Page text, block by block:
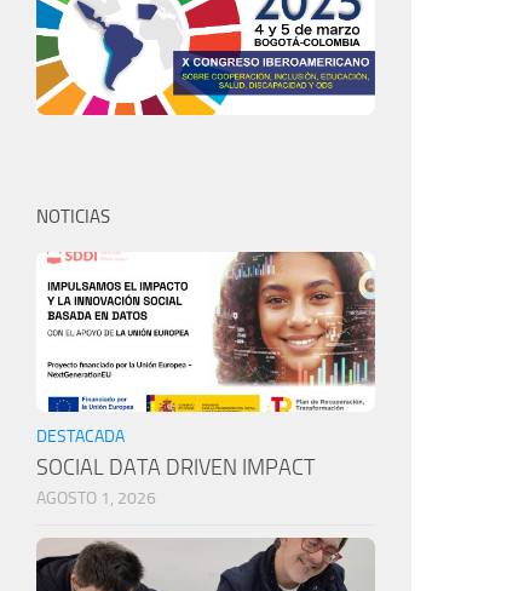
NOTICIAS
DESTACADA
SOCIAL DATA DRIVEN IMPACT
AGOSTO 1, 2026